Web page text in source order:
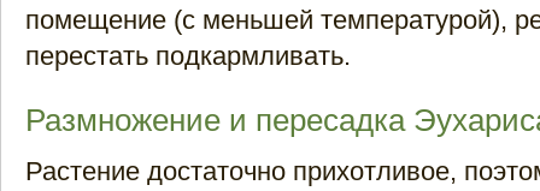
помещение (с меньшей температурой),
перестать подкармливать.
Размножение и пересадка
Растение достаточно прихотливое,